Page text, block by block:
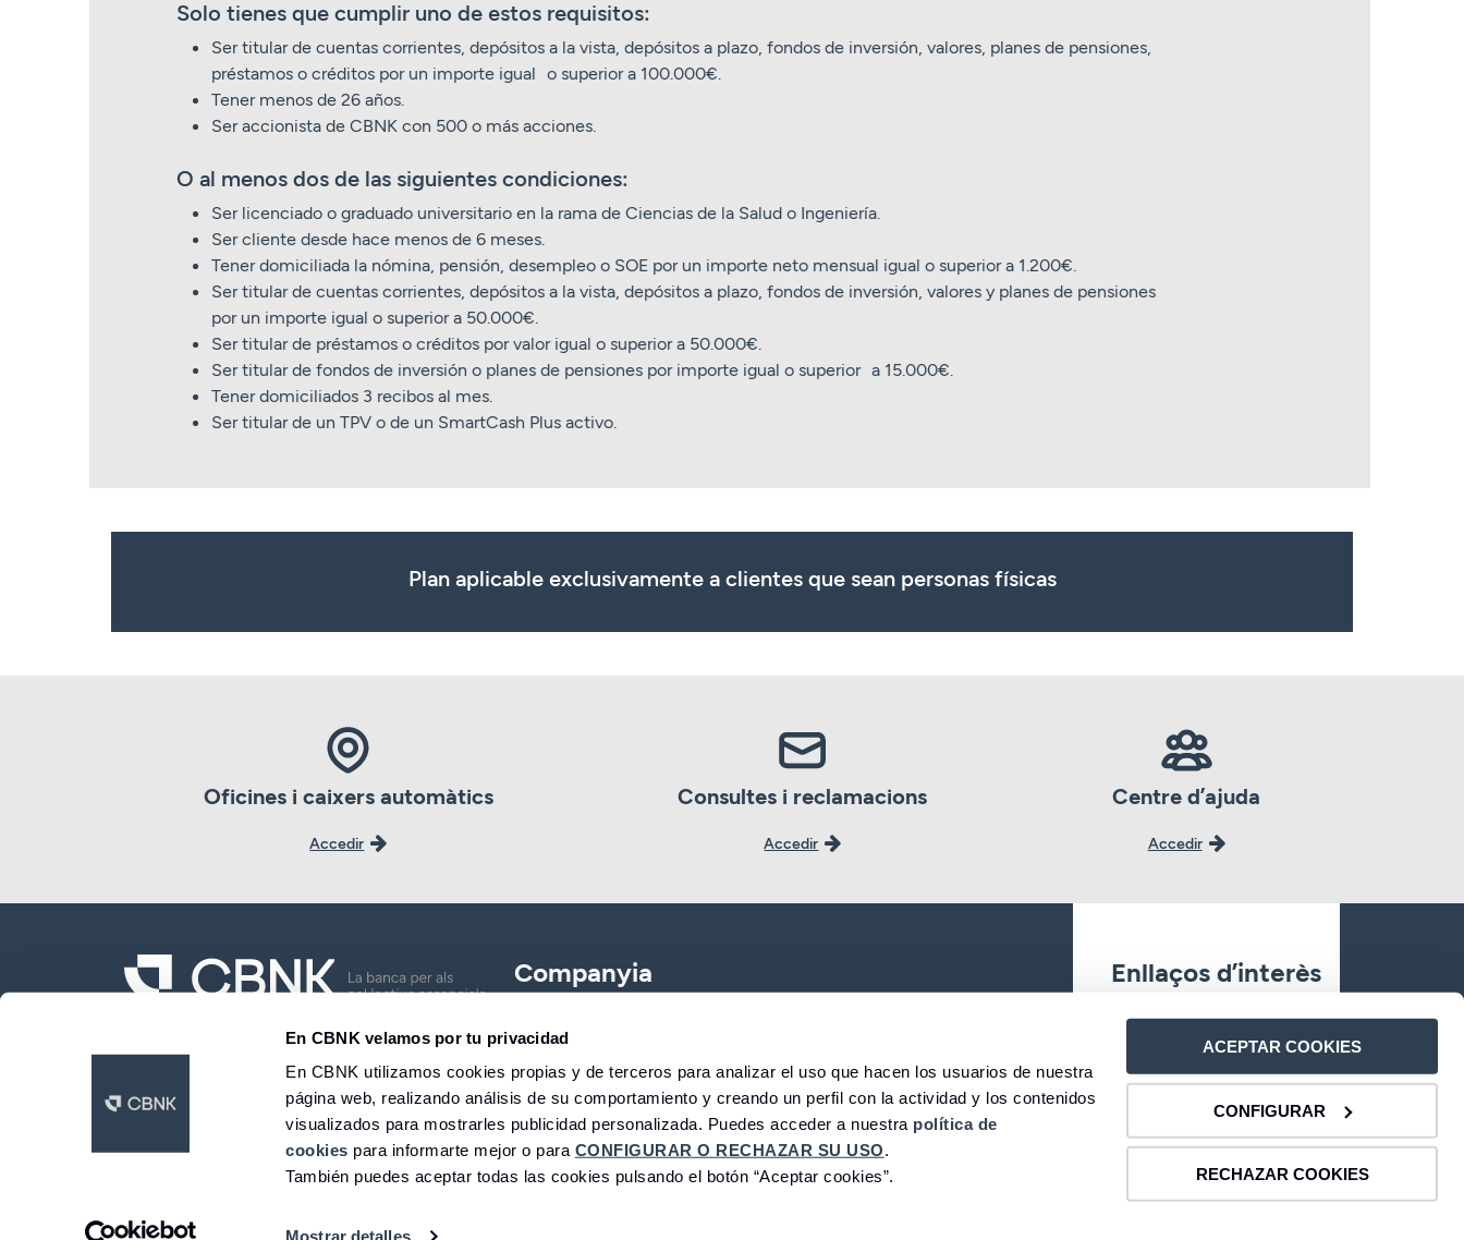
En CBNK velamos por tu privacidad
En CBNK utilizamos cookies propias y de terceros para analizar el uso que hacen los usuarios de nuestra
página web, realizando análisis de su comportamiento y creando un perfil con la actividad y los contenidos
visualizados para mostrarles publicidad personalizada. Puedes acceder a nuestra política de
cookies para informarte mejor o para CONFIGURAR O RECHAZAR SU USO.
También puedes aceptar todas las cookies pulsando el botón “Aceptar cookies”.
Mostrar detalles
ACEPTAR COOKIES
CONFIGURAR
RECHAZAR COOKIES
Solo tienes que cumplir uno de estos requisitos:
Ser titular de cuentas corrientes, depósitos a la vista, depósitos a plazo, fondos de inversión, valores, planes de pensiones,
préstamos o créditos por un importe igual o superior a 100.000€.
Tener menos de 26 años.
Ser accionista de CBNK con 500 o más acciones.
O al menos dos de las siguientes condiciones:
Ser licenciado o graduado universitario en la rama de Ciencias de la Salud o Ingeniería.
Ser cliente desde hace menos de 6 meses.
Tener domiciliada la nómina, pensión, desempleo o SOE por un importe neto mensual igual o superior a 1.200€.
Ser titular de cuentas corrientes, depósitos a la vista, depósitos a plazo, fondos de inversión, valores y planes de pensiones
por un importe igual o superior a 50.000€.
Ser titular de préstamos o créditos por valor igual o superior a 50.000€.
Ser titular de fondos de inversión o planes de pensiones por importe igual o superior a 15.000€.
Tener domiciliados 3 recibos al mes.
Ser titular de un TPV o de un SmartCash Plus activo.
Plan aplicable exclusivamente a clientes que sean personas físicas
Oficines i caixers automàtics
Accedir
Consultes i reclamacions
Accedir
Centre d’ajuda
Accedir
CBNK Banc de Col·lectius S.A.
Instagram
Youtube
© 2026 CBNK
Companyia
CBNK Gestió d’Actius
CBNK Pensions
CBNK Mediació d’Assegurances
Expatriats
Treballa amb nosaltres
Fundació CBNK
Enllaços d’interès
Oficines
Contacte
Atenció al client